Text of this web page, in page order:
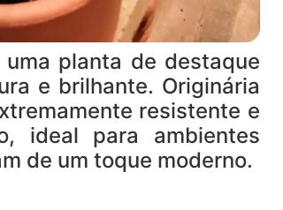
planta de destaque
e brilhante. Originária
resistente e
ideal para ambientes
de um toque moderno.